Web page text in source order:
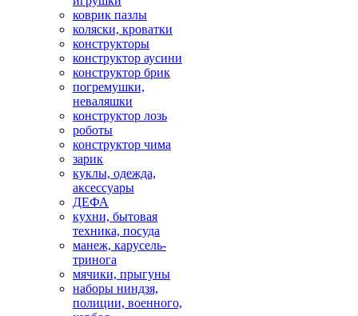
коврик пазлы
коляски, кроватки
конструкторы
конструктор аусини
конструктор брик
погремушки,
неваляшки
конструктор лозь
роботы
конструктор чима
зарик
куклы, одежда,
аксессуары
ДЕФА
кухни, бытовая
техника, посуда
манеж, карусель-
тринога
мячики, прыгуны
наборы ниндзя,
полиции, военного,